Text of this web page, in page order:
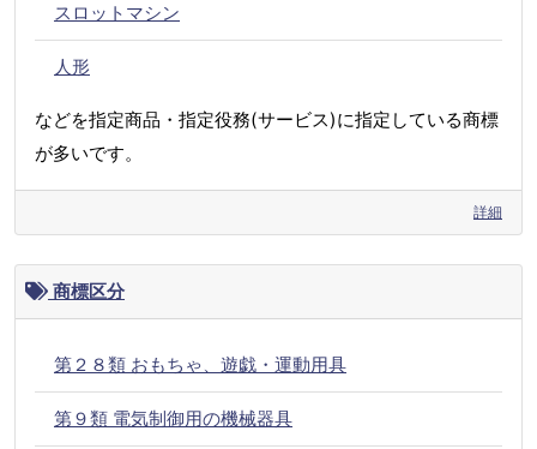
スロットマシン
人形
などを指定商品・指定役務(サービス)に指定している商標
が多いです。
詳細
商標区分
第２８類 おもちゃ、遊戯・運動用具
第９類 電気制御用の機械器具